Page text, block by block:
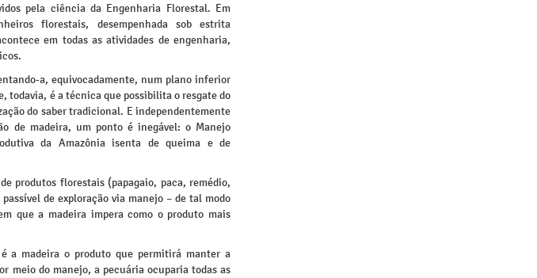
pela ciência da Engenharia Florestal. Em
florestais, desempenhada sob estrita
em todas as atividades de engenharia,
a, equivocadamente, num plano inferior
todavia, é a técnica que possibilita o resgate do
do saber tradicional. E independentemente
de madeira, um ponto é inegável: o Manejo
da Amazônia isenta de queima e de
produtos florestais (papagaio, paca, remédio,
de exploração via manejo – de tal modo
que a madeira impera como o produto mais
a madeira o produto que permitirá manter a
meio do manejo, a pecuária ocuparia todas as